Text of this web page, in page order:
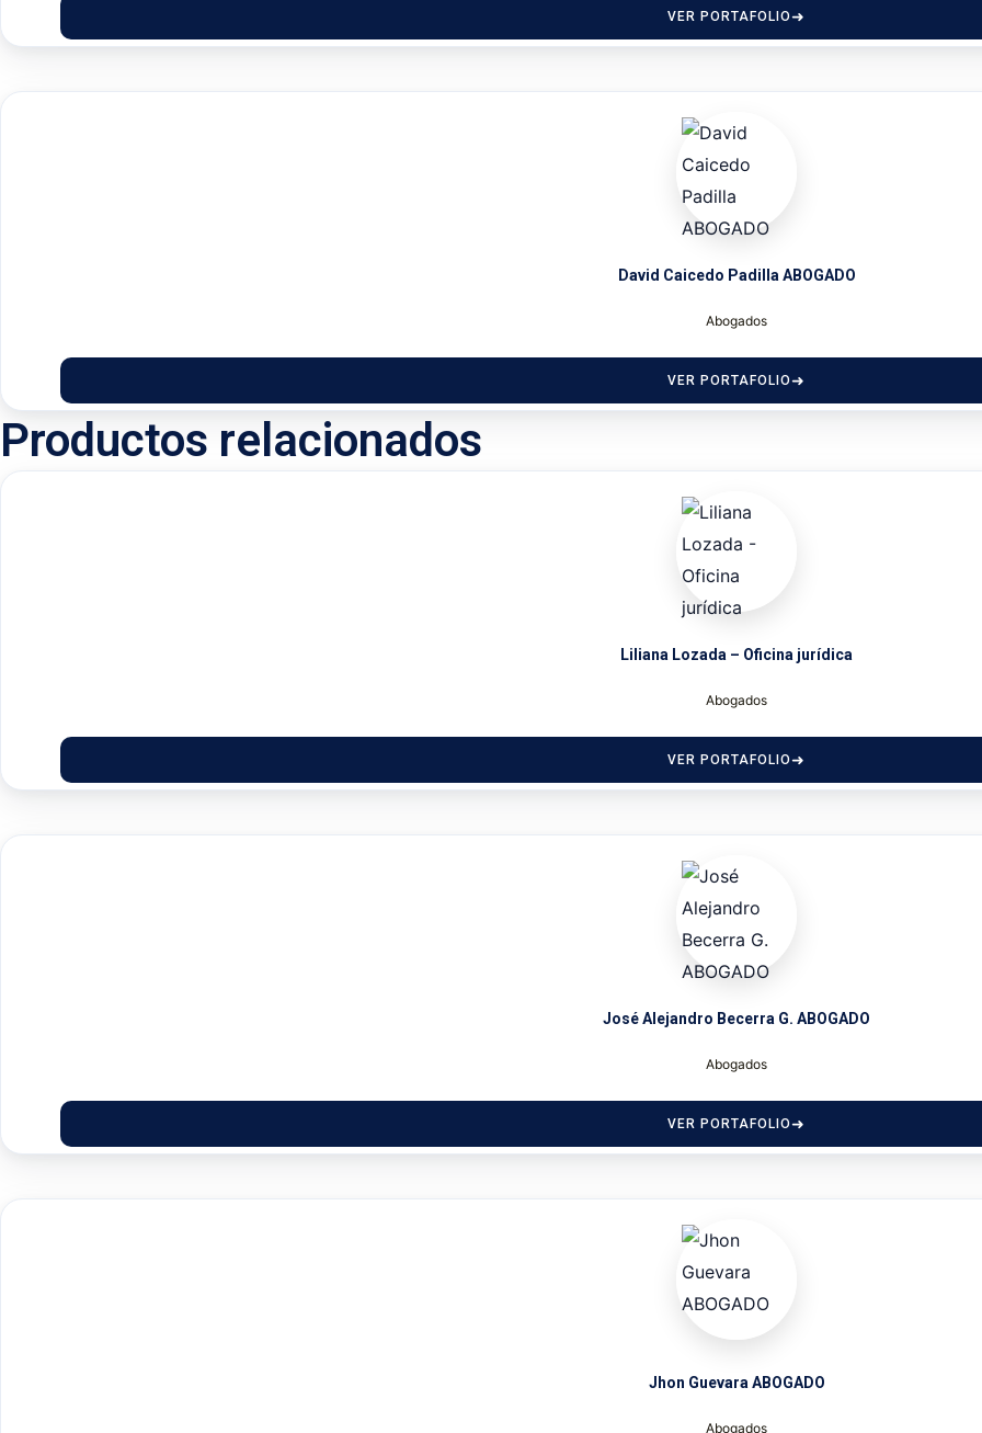
VER PORTAFOLIO
David Caicedo Padilla ABOGADO
Abogados
VER PORTAFOLIO
Productos relacionados
Liliana Lozada – Oficina jurídica
Abogados
VER PORTAFOLIO
José Alejandro Becerra G. ABOGADO
Abogados
VER PORTAFOLIO
Jhon Guevara ABOGADO
Abogados